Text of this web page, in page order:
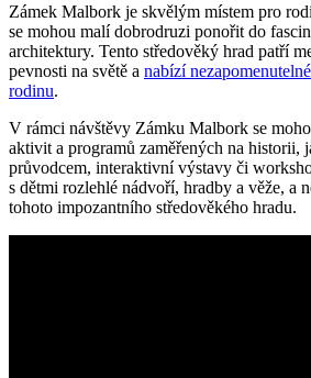
Zámek Malbork je skvělým místem pro
se mohou malí dobrodruzi ponořit do
architektury. Tento středověký hrad patří
pevnosti na světě a nabízí
rodinu.
V rámci návštěvy Zámku Malbork se
aktivit a programů zaměřených na historii,
průvodcem, interaktivní výstavy či
s dětmi rozlehlé nádvoří, hradby a věže, a
tohoto impozantního středověkého hradu.